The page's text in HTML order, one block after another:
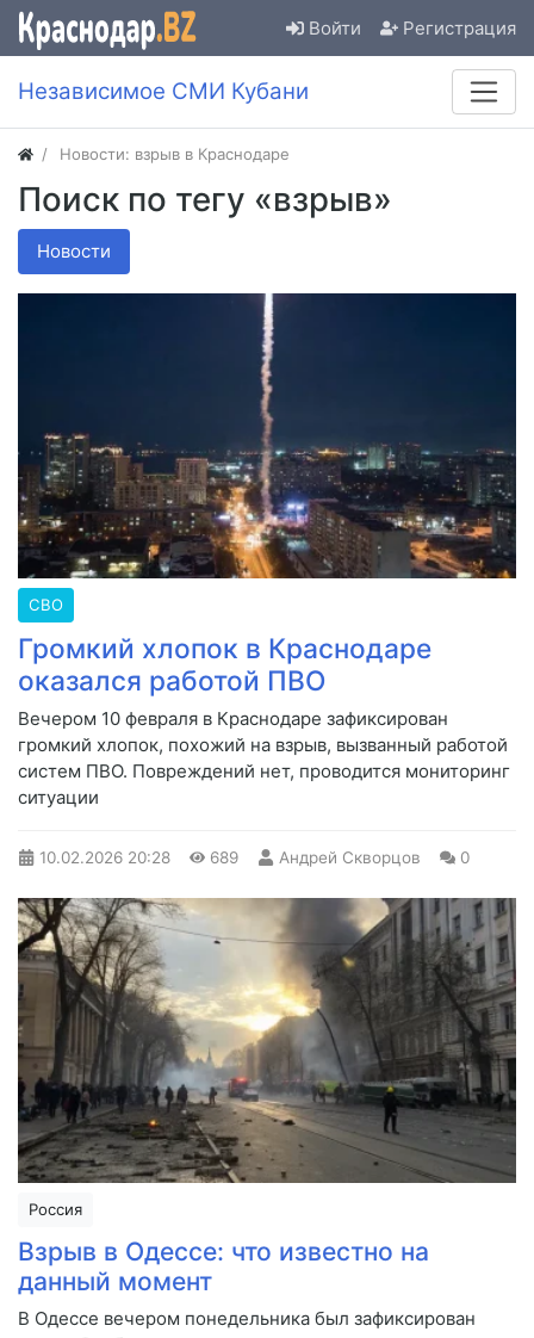
Войти Регистрация
Независимое СМИ Кубани
Новости: взрыв в Краснодаре
Поиск по тегу «взрыв»
Новости
СВО
Громкий хлопок в Краснодаре
оказался работой ПВО
Вечером 10 февраля в Краснодаре зафиксирован
громкий хлопок, похожий на взрыв, вызванный работой
систем ПВО. Повреждений нет, проводится мониторинг
ситуации
10.02.2026 20:28 689 Андрей Скворцов 0
Россия
Взрыв в Одессе: что известно на
данный момент
В Одессе вечером понедельника был зафиксирован